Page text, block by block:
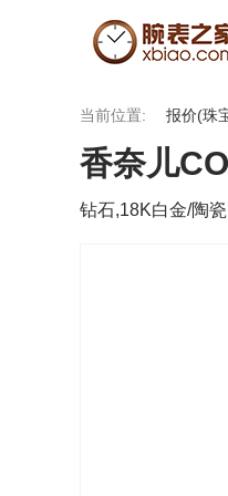
当前位置: 报价(珠
香奈儿
钻石,18K白金/陶瓷